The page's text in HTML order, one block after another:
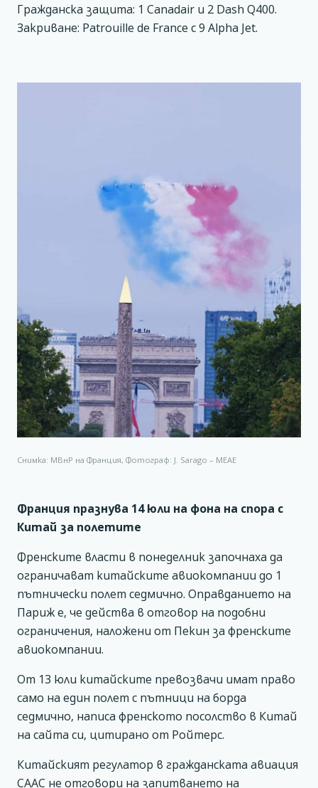
Гражданска защита: 1 Canadair и 2 Dash Q400.
Закриване: Patrouille de France с 9 Alpha Jet.
Снимка: МВнР на Франция, Фотограф: J. Sarago – MEAE
Франция празнува 14 юли на фона на спора с
Китай за полетите
Френските власти в понеделник започнаха да
ограничават китайските авиокомпании до 1
пътнически полет седмично. Оправданието на
Париж е, че действа в отговор на подобни
ограничения, наложени от Пекин за френските
авиокомпании.
От 13 юли китайските превозвачи имат право
само на един полет с пътници на борда
седмично, написа френското посолство в Китай
на сайта си, цитирано от Ройтерс.
Китайският регулатор в гражданската авиация
CAAC не отговори на запитването на